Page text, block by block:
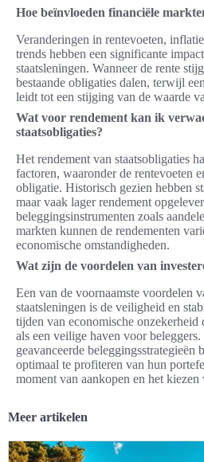
Hoe beïnvloeden financiële
Veranderingen in rentevoeten,
trends hebben een significante
staatsleningen. Wanneer de rente
bestaande obligaties dalen, terwijl
leidt tot een stijging van de waarde
Wat voor rendement kan ik
staatsobligaties?
Het rendement van staatsobligaties
factoren, waaronder de rentevoeten
obligatie. Historisch gezien hebben
maar vaak lager rendement
beleggingsinstrumenten zoals
markten kunnen de rendementen
economische omstandigheden.
Wat zijn de voordelen van
Een van de voornaamste voordelen
staatsleningen is de veiligheid en
tijden van economische onzekerheid
als een veilige haven voor
geavanceerde beleggingsstrategieën
optimaal te profiteren van hun
moment van aankopen en het
Meer artikelen